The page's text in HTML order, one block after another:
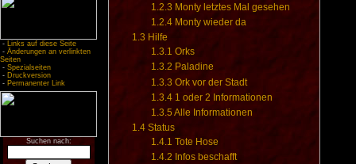
- Links auf diese Seite
- Änderungen an verlinkten
Seiten
- Spezialseiten
- Druckversion
- Permanenter Link
Suchen nach:
1.2.3 Monty letztes Mal gesehen
1.2.4 Monty wieder da
1.3 Hilfe
1.3.1 Orks
1.3.2 Paladine
1.3.3 Ork vor der Stadt
1.3.4 1 oder 2 Informationen
1.3.5 Alle Informationen
1.4 Status
1.4.1 Tote Hose
1.4.2 Infos beschafft